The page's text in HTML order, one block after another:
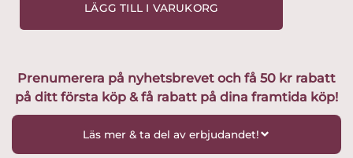
Halv
Båt
LÄGG TILL I VARUKORG
Prenumerera på nyhetsbrevet och få 50 kr rabatt
på ditt första köp & få rabatt på dina framtida köp!
Läs mer & ta del av erbjudandet!